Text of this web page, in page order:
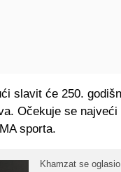
slavit će 250.
Očekuje se
sporta.
Khamzat se oglasio